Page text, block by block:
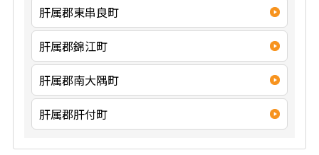
肝属郡東串良町
肝属郡錦江町
肝属郡南大隅町
肝属郡肝付町